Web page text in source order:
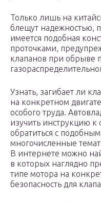
Только лишь на
блещут надежностью,
имеется подобная
проточками,
клапанов при обрыве
Узнать, загибает ли
на конкретном
особого труда.
изучить инструкцию
обратиться с
многочисленные
В интернете можно
в которых наглядно
типе мотора на
безопасность для